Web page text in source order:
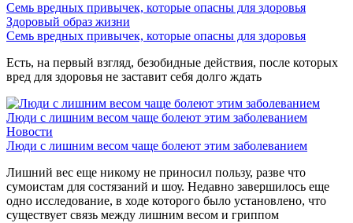
Семь вредных привычек, которые опасны для здоровья
Здоровый образ жизни
Семь вредных привычек, которые опасны для здоровья
Есть, на первый взгляд, безобидные действия, после которых
вред для здоровья не заставит себя долго ждать
Люди с лишним весом чаще болеют этим заболеванием
Новости
Люди с лишним весом чаще болеют этим заболеванием
Лишний вес еще никому не приносил пользу, разве что
сумоистам для состязаний и шоу. Недавно завершилось еще
одно исследование, в ходе которого было установлено, что
существует связь между лишним весом и гриппом